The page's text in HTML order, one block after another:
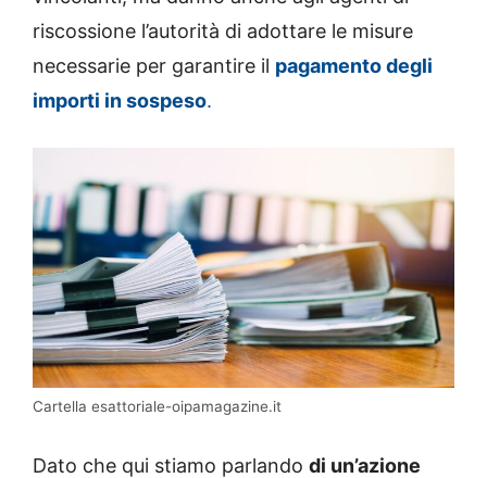
riscossione l’autorità di adottare le misure
necessarie per garantire il pagamento degli
importi in sospeso.
Cartella esattoriale-oipamagazine.it
Dato che qui stiamo parlando di un’azione